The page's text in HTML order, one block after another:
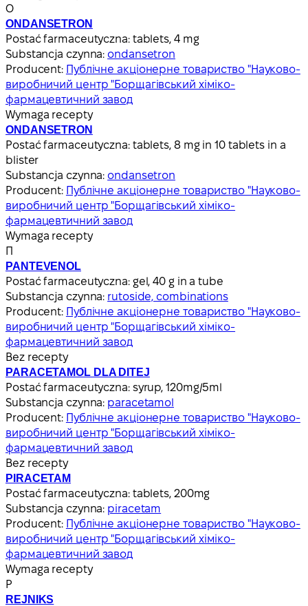
О
ONDANSETRON
Postać farmaceutyczna: tablets, 4 mg
Substancja czynna: ondansetron
Producent: Публічне акціонерне товариство "Науково-
виробничий центр "Борщагівський хіміко-
фармацевтичний завод
Wymaga recepty
ONDANSETRON
Postać farmaceutyczna: tablets, 8 mg in 10 tablets in a
blister
Substancja czynna: ondansetron
Producent: Публічне акціонерне товариство "Науково-
виробничий центр "Борщагівський хіміко-
фармацевтичний завод
Wymaga recepty
П
PANTEVENOL
Postać farmaceutyczna: gel, 40 g in a tube
Substancja czynna: rutoside, combinations
Producent: Публічне акціонерне товариство "Науково-
виробничий центр "Борщагівський хіміко-
фармацевтичний завод
Bez recepty
PARACETAMOL DLA DITEJ
Postać farmaceutyczna: syrup, 120mg/5ml
Substancja czynna: paracetamol
Producent: Публічне акціонерне товариство "Науково-
виробничий центр "Борщагівський хіміко-
фармацевтичний завод
Bez recepty
PIRACETAM
Postać farmaceutyczna: tablets, 200mg
Substancja czynna: piracetam
Producent: Публічне акціонерне товариство "Науково-
виробничий центр "Борщагівський хіміко-
фармацевтичний завод
Wymaga recepty
Р
REJNIKS